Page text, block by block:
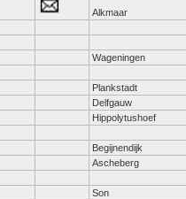
Alkmaar
Wageningen
Plankstadt
Delfgauw
Hippolytushoef
Begijnendijk
Ascheberg
Son